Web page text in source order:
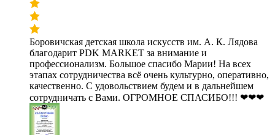
Боровичская детская школа искусств им. А. К. Лядова
благодарит PDK MARKET за внимание и
профессионализм. Большое спасибо Марии! На всех
этапах сотрудничества всё очень культурно, оперативно,
качественно. С удовольствием будем и в дальнейшем
сотрудничать с Вами. ОГРОМНОЕ СПАСИБО!!! ❤❤❤